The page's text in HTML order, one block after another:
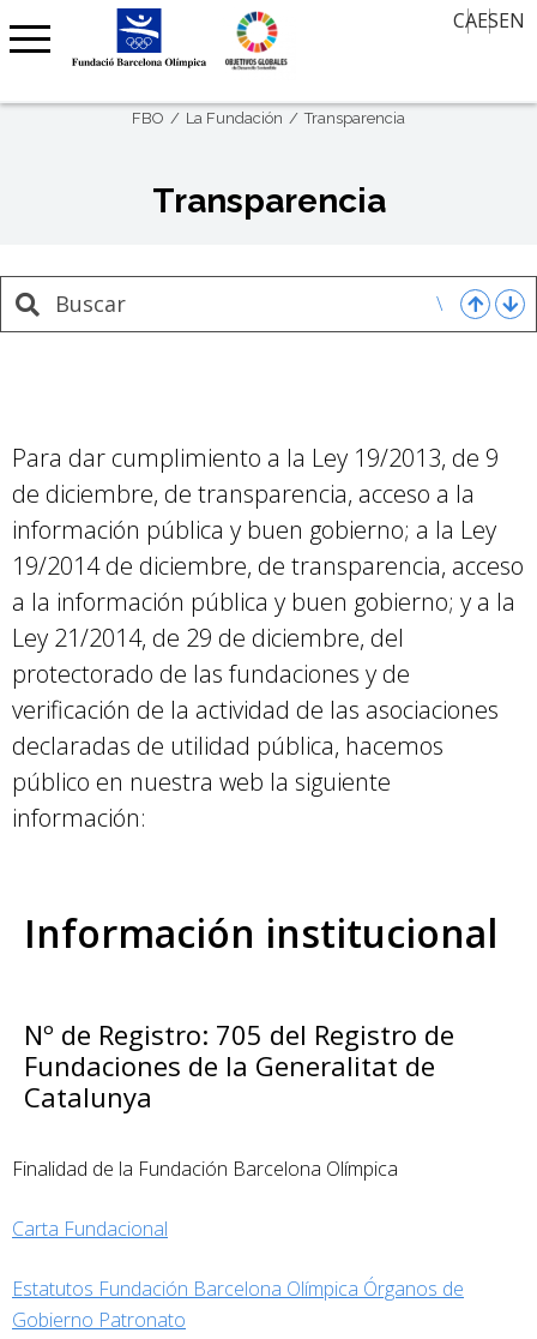
CAESEN
Ofertas de trabajo
Aula de Historia
Premio Internacional FBO – Arte sobre Papel
Barcelona Olímpica
Noticias
Contacto
FBO La Fundación Transparencia
Transparencia
Para dar cumplimiento a la Ley 19/2013, de 9
de diciembre, de transparencia, acceso a la
información pública y buen gobierno; a la Ley
19/2014 de diciembre, de transparencia, acceso
a la información pública y buen gobierno; y a la
Ley 21/2014, de 29 de diciembre, del
protectorado de las fundaciones y de
verificación de la actividad de las asociaciones
declaradas de utilidad pública, hacemos
público en nuestra web la siguiente
información:
Información institucional
Nº de Registro: 705 del Registro de
Fundaciones de la Generalitat de
Catalunya
Finalidad de la Fundación Barcelona Olímpica
Carta Fundacional
Estatutos Fundación Barcelona Olímpica Órganos de
Gobierno Patronato